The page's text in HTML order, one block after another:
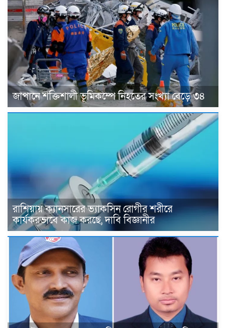
জাপানে শক্তিশালী ভূমিকম্পে নিহতের সংখ্যা বেড়ে ৩৪
রাশিয়ায় ক্যানসারের ভ্যাকসিন রোগীর শরীরে
কার্যকরভাবে কাজ করছে, দাবি বিজ্ঞানীর